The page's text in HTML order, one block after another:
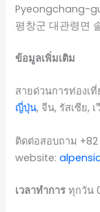
Pyeongchang-
평창군 대관령면
ข้อมูลเพิ่มเติม
สายด่วนการท่องเ
ญี่ปุ่น, จีน, รัสเซีย,
ติดต่อสอบถาม
website:
เวลาทำการ ทุกวัน